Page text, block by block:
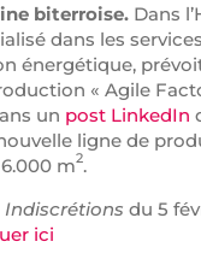
biterroise. Dans
dans les
énergétique,
« Agile
un post LinkedIn
ligne de
m2.
Indiscrétions du 5
ici